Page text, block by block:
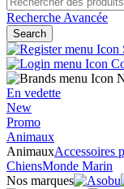
Recherche Avancée
Search
En vedette
New
Promo
Animaux
AnimauxAccessoires
ChiensMonde Marin
Nos marques